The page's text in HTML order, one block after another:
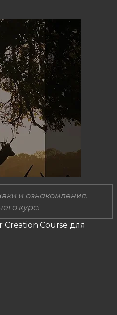
и ознакомления.
курс!
Creation Course для